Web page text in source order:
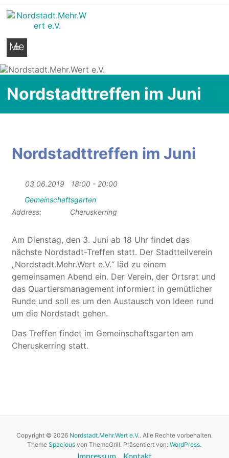
Nordstadt.Mehr.Wert e.V.
Stadtteilseite der Hildesheimer Nordstadt
Me
Nordstadttreffen im Juni
Nordstadttreffen im Juni
03.06.2019
18:00 - 20:00
Gemeinschaftsgarten
Address:
Cheruskerring
Am Dienstag, den 3. Juni ab 18 Uhr findet das
nächste Nordstadt-Treffen statt. Der Stadtteilverein
„Nordstadt.Mehr.Wert e.V.“ läd zu einem
gemeinsamen Abend ein. Der Verein, der Ortsrat und
das Quartiersmanagement informiert in gemütlicher
Runde und soll es um den Austausch von Ideen rund
um die Nordstadt gehen.
Das Treffen findet im Gemeinschaftsgarten am
Cheruskerring statt.
Copyright © 2026 Nordstadt.Mehr.Wert e.V.. Alle Rechte vorbehalten.
ThemeSpacious von ThemeGrill. Präsentiert von:WordPress.